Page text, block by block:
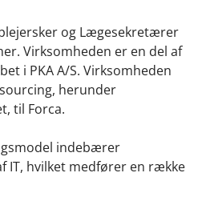
og Lægesekretærer
Virksomheden er en del af
i PKA A/S. Virksomheden
herunder
til Forca.
indebærer
IT, hvilket medfører en række